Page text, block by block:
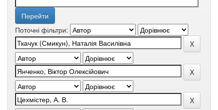
Поточні фільтри: